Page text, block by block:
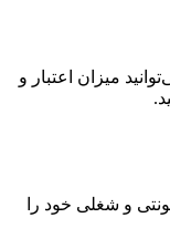
میزان اعتبار و
و شغلی خود را